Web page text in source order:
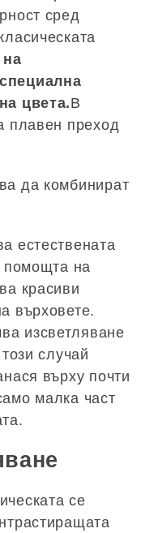
сред
цвета.В
плавен преход
да комбинират
естествената
помощта на
красиви
върховете.
изсветляване
случай
върху почти
малка част
се